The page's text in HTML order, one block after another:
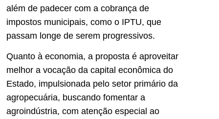
além de padecer com a cobrança de
impostos municipais, como o IPTU, que
passam longe de serem progressivos.
Quanto à economia, a proposta é aproveitar
melhor a vocação da capital econômica do
Estado, impulsionada pelo setor primário da
agropecuária, buscando fomentar a
agroindústria, com atenção especial ao